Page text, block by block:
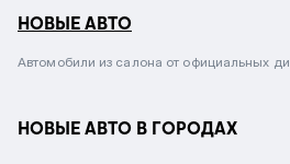
НОВЫЕ АВТО
Автомобили из салона от официальных
НОВЫЕ АВТО В ГОРОДАХ